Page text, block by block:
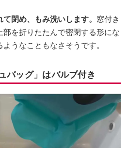
閉め、もみ洗いします。 窓付き
を折りたたんで密閉する形にな
うなこともなさそうです。
バッグ」はバルブ付き